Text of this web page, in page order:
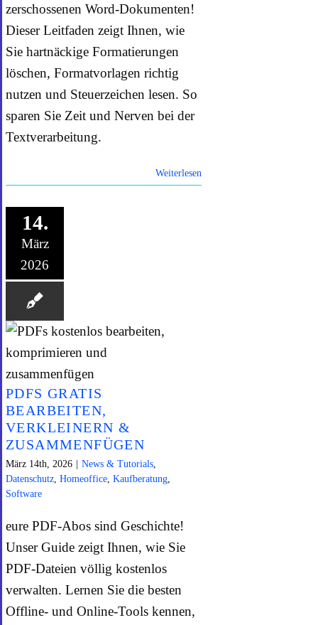
zerschossenen Word-Dokumenten!
Dieser Leitfaden zeigt Ihnen, wie
Sie hartnäckige Formatierungen
löschen, Formatvorlagen richtig
nutzen und Steuerzeichen lesen. So
sparen Sie Zeit und Nerven bei der
Textverarbeitung.
Weiterlesen
14.
März
2026
PDFS GRATIS
BEARBEITEN,
VERKLEINERN &
ZUSAMMENFÜGEN
März 14th, 2026 | News & Tutorials
Datenschutz Homeoffice Kaufberatung
Software
eure PDF-Abos sind Geschichte!
Unser Guide zeigt Ihnen, wie Sie
PDF-Dateien völlig kostenlos
verwalten. Lernen Sie die besten
Offline- und Online-Tools kennen,